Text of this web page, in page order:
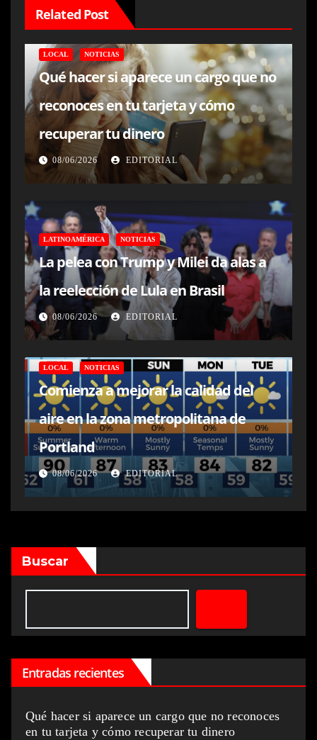
Related Post
LOCAL NOTICIAS
Qué hacer si aparece un cargo que no
reconoces en tu tarjeta y cómo
recuperar tu dinero
08/06/2026 EDITORIAL
LATINOAMÉRICA NOTICIAS
La pelea con Trump y Milei da alas a
la reelección de Lula en Brasil
08/06/2026 EDITORIAL
LOCAL NOTICIAS
Comienza a mejorar la calidad del
aire en la zona metropolitana de
Portland
08/06/2026 EDITORIAL
Buscar
Entradas recientes
Qué hacer si aparece un cargo que no reconoces
en tu tarjeta y cómo recuperar tu dinero